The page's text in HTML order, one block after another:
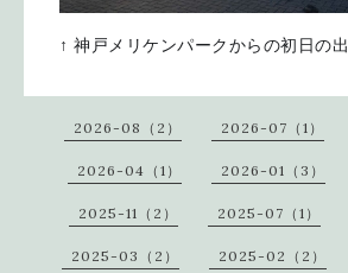
↑ 神戸メリケンパークからの初日の出
2026-08（2） 2026-07（1）
2026-04（1） 2026-01（3）
2025-11（2） 2025-07（1）
2025-03（2） 2025-02（2）